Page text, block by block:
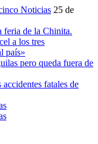
Noticias 25 de
feria de la Chinita.
a los tres
país»
pero queda fuera de
fatales de